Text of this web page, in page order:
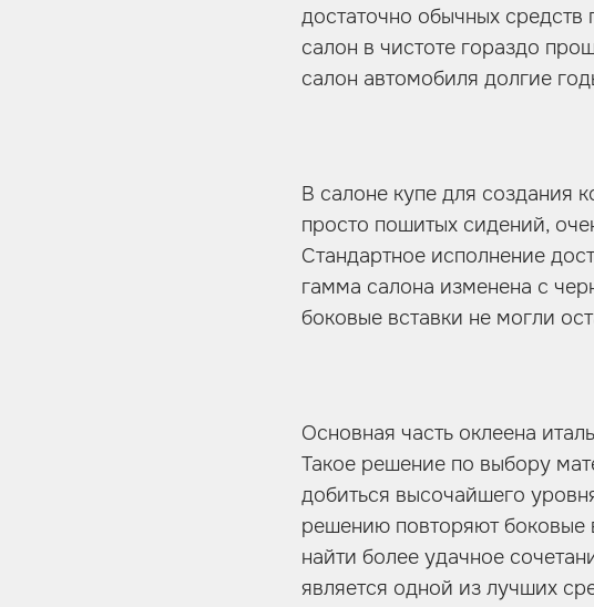
достаточно обычных
салон в чистоте гораздо
салон автомобиля долгие
В салоне купе для создания
просто пошитых сидений,
Стандартное исполнение
гамма салона изменена с
боковые вставки не могли
Основная часть оклеена
Такое решение по выбору
добиться высочайшего
решению повторяют боковые
найти более удачное
является одной из лучших